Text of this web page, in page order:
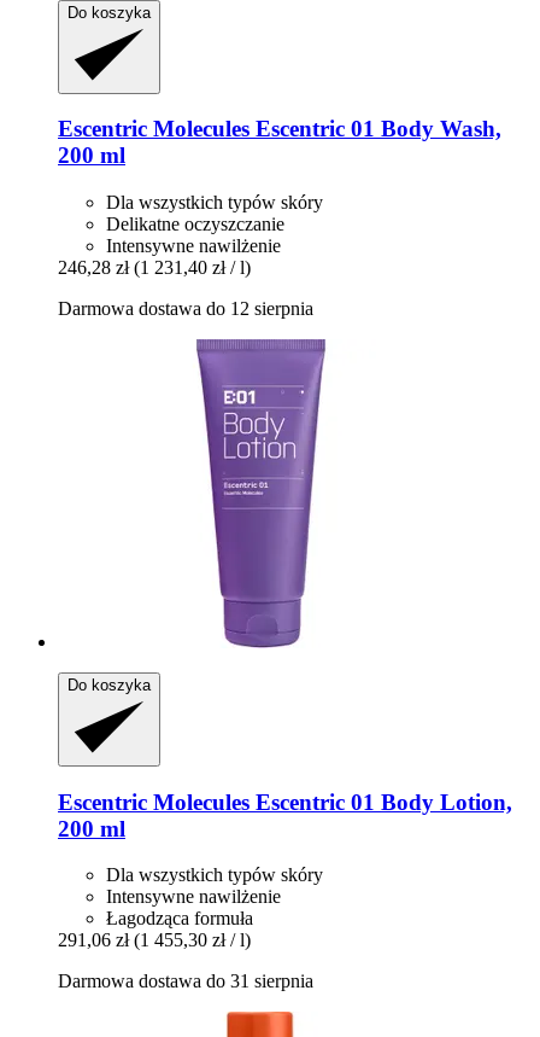
Do koszyka
Escentric Molecules Escentric 01 Body Wash,
200 ml
Dla wszystkich typów skóry
Delikatne oczyszczanie
Intensywne nawilżenie
246,28 zł (1 231,40 zł / l)
Darmowa dostawa do 12 sierpnia
Do koszyka
Escentric Molecules Escentric 01 Body Lotion,
200 ml
Dla wszystkich typów skóry
Intensywne nawilżenie
Łagodząca formuła
291,06 zł (1 455,30 zł / l)
Darmowa dostawa do 31 sierpnia